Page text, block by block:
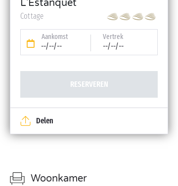
L'Estanquet
Cottage
Aankomst
--/--/--
Vertrek
--/--/--
RESERVEREN
Delen
Woonkamer